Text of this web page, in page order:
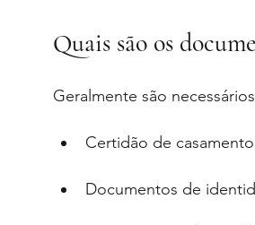
Quais são os
Geralmente são
Certidão de
Documentos de